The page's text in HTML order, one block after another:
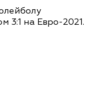
3:1 на Евро-2021.